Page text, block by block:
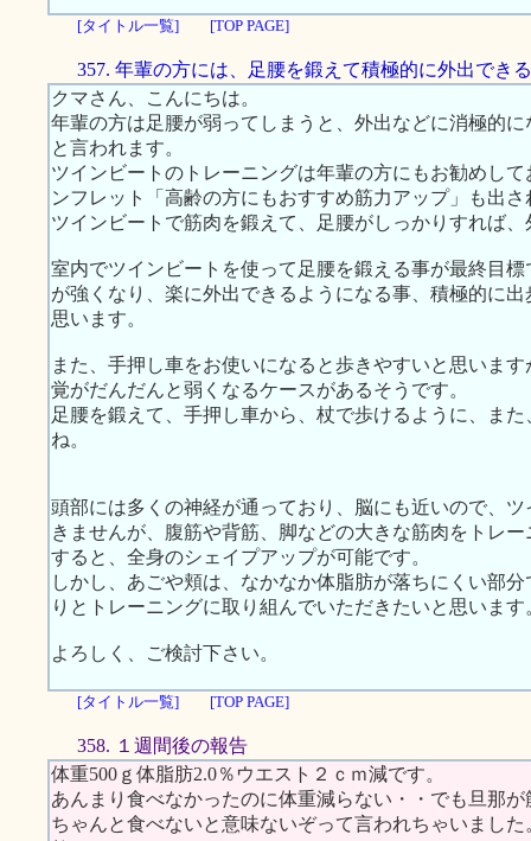
[タイトル一覧] [TOP PAGE]
357. 年輩の方には、足腰を鍛えて積極的に外出でき
クマさん、こんにちは。
年輩の方は足腰が弱ってしまうと、外出などに消極的
と言われます。
ツインビートのトレーニングは年輩の方にもお勧めし
ンフレット「高齢の方にもおすすめ筋力アップ」も出
ツインビートで筋肉を鍛えて、足腰がしっかりすれば
室内でツインビートを使って足腰を鍛える事が最終目
が強くなり、楽に外出できるようになる事、積極的に
思います。
また、手押し車をお使いになると歩きやすいと思いま
覚がだんだんと弱くなるケースがあるそうです。
足腰を鍛えて、手押し車から、杖で歩けるように、ま
ね。
頭部には多くの神経が通っており、脳にも近いので、
きませんが、腹筋や背筋、脚などの大きな筋肉をトレ
すると、全身のシェイプアップが可能です。
しかし、あごや頬は、なかなか体脂肪が落ちにくい部
りとトレーニングに取り組んでいただきたいと思います
よろしく、ご検討下さい。
[タイトル一覧] [TOP PAGE]
358. １週間後の報告
体重500ｇ体脂肪2.0％ウエスト２ｃｍ減です。
あんまり食べなかったのに体重減らない・・でも旦那
ちゃんと食べないと意味ないぞって言われちゃいまし